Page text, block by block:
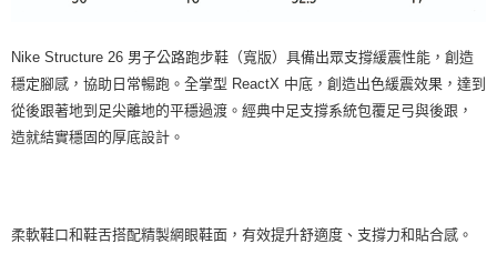
Nike Structure 26 男子公路跑步鞋（寬版）具備出眾支撐緩震性能，創造
穩定腳感，協助日常暢跑。全掌型 ReactX 中底，創造出色緩震效果，達到
從後跟著地到足尖離地的平穩過渡。經典中足支撐系統包覆足弓與後跟，
造就結實穩固的厚底設計。
柔軟鞋口和鞋舌搭配精製網眼鞋面，有效提升舒適度、支撐力和貼合感。